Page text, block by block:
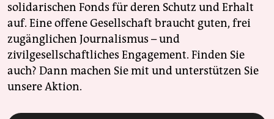
solidarischen Fonds für deren Schutz und Erhalt
auf. Eine offene Gesellschaft braucht guten, frei
zugänglichen Journalismus – und
zivilgesellschaftliches Engagement. Finden Sie
auch? Dann machen Sie mit und unterstützen Sie
unsere Aktion.